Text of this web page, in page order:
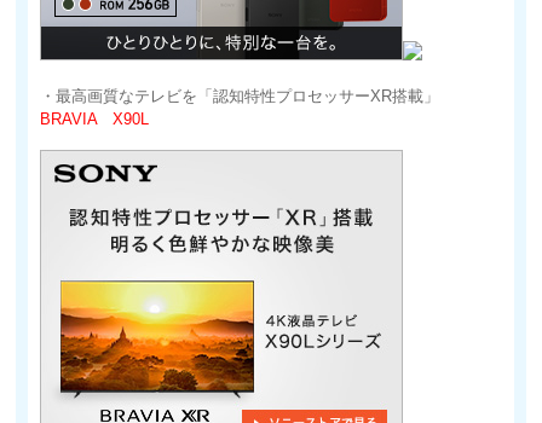
・最高画質なテレビを「認知特性プロセッサーXR搭載」
BRAVIA X90L